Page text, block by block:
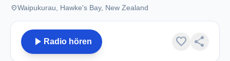
placeWaipukurau, Hawke's Bay, New Zealand
play_arrow Radio hören favorite share